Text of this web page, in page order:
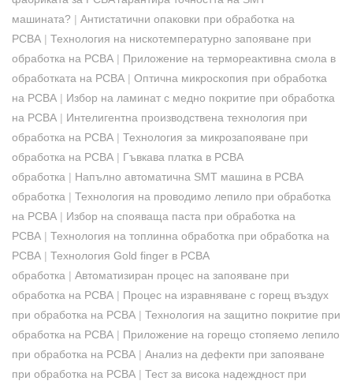
машината? | Антистатични опаковки при обработка на
PCBA | Технология на нискотемпературно запояване при
обработка на PCBA | Приложение на термореактивна смола в
обработката на PCBA | Оптична микроскопия при обработка
на PCBA | Избор на ламинат с медно покритие при обработка
на PCBA | Интелигентна производствена технология при
обработка на PCBA | Технология за микрозапояване при
обработка на PCBA | Гъвкава платка в PCBA
обработка | Напълно автоматична SMT машина в PCBA
обработка | Технология на проводимо лепило при обработка
на PCBA | Избор на спояваща паста при обработка на
PCBA | Технология на топлинна обработка при обработка на
PCBA | Технология Gold finger в PCBA
обработка | Автоматизиран процес на запояване при
обработка на PCBA | Процес на изравняване с горещ въздух
при обработка на PCBA | Технология на защитно покритие при
обработка на PCBA | Приложение на горещо стопяемо лепило
при обработка на PCBA | Анализ на дефекти при запояване
при обработка на PCBA | Тест за висока надеждност при